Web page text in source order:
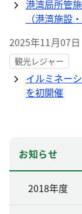
港湾局所管
（港湾施設
2025年11月07日
観光レジャー
イルミネー
を初開催
お知らせ
2018年度